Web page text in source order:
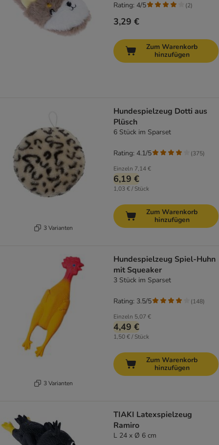
3,29 €
Rating: 4/5 (2)
Zum Warenkorb
hinzufügen
3 Varianten
Hundespielzeug Dotti aus
Plüsch
6 Stück im Sparset
Einzeln 7,14 €
6,19 €
1,03 € / Stück
Rating: 4.1/5 (375)
Zum Warenkorb
hinzufügen
3 Varianten
Hundespielzeug Spiel-Huhn
mit Squeaker
3 Stück im Sparset
Einzeln 5,07 €
4,49 €
1,50 € / Stück
Rating: 3.5/5 (148)
Zum Warenkorb
hinzufügen
TIAKI Latexspielzeug
Ramiro
L 24 x Ø 6 cm